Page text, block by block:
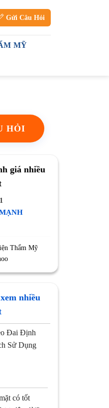
Gửi Câu Hỏi
MỸ
HỎI
giá nhiều
Thẩm Mỹ
nhiều
Đai Định
Sử Dụng
có tốt